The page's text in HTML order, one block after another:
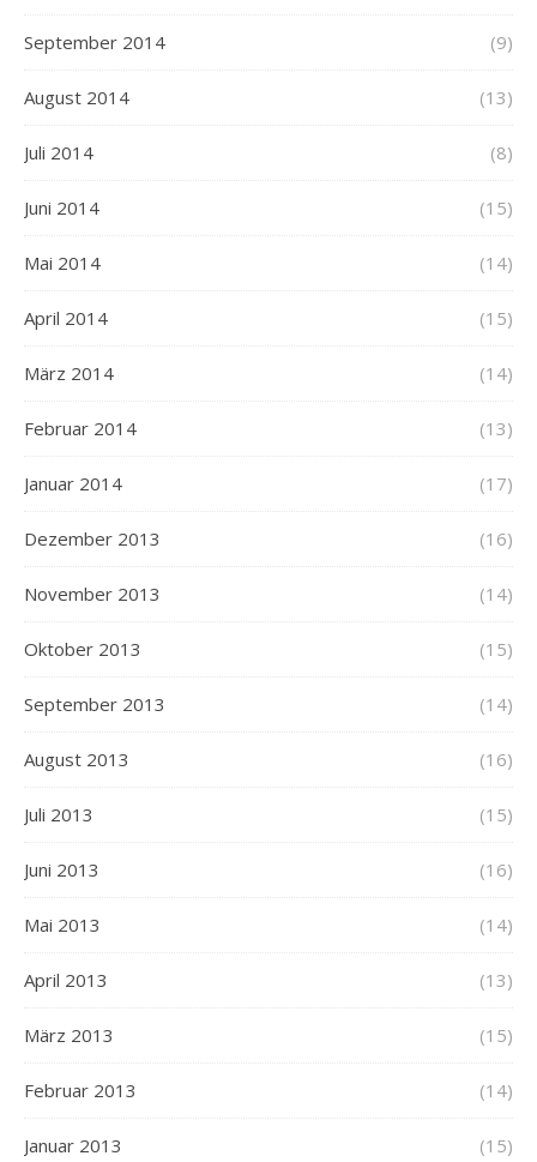
September 2014 (9)
August 2014 (13)
Juli 2014 (8)
Juni 2014 (15)
Mai 2014 (14)
April 2014 (15)
März 2014 (14)
Februar 2014 (13)
Januar 2014 (17)
Dezember 2013 (16)
November 2013 (14)
Oktober 2013 (15)
September 2013 (14)
August 2013 (16)
Juli 2013 (15)
Juni 2013 (16)
Mai 2013 (14)
April 2013 (13)
März 2013 (15)
Februar 2013 (14)
Januar 2013 (15)